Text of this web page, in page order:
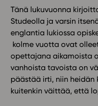
Suosittelut
Ohjekeskus
Ohjevideot
Oppikirjailijat
Tiimi
Tietoa meistä
Eettiset periaatteet
Tänä lukuvuonna
Studeolla ja varsin
englantia lukiossa
kolme vuotta ovat
opettajana aikamoista
vanhoista tavoista on
päästää irti, niin heidän
kuitenkin väittää, että